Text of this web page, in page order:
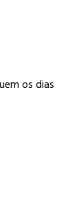
os dias